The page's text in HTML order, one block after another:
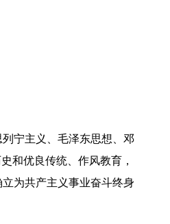
宁主义、毛泽东思想、邓
和优良传统、作风教育，
为共产主义事业奋斗终身